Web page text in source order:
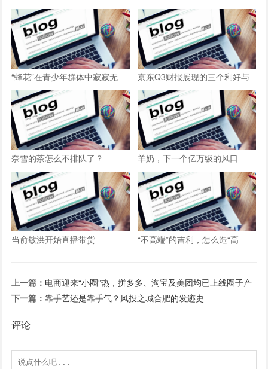
“蜂花”在青少年群体中寂寂无
名，品牌年轻化成最大拦路虎
京东Q3财报展现的三个利好与
三个隐忧
奈雪的茶怎么不排队了？ 羊奶，下一个亿万级的风口
当俞敏洪开始直播带货
“不高端”的吉利，怎么造“高
上一篇： 电商迎来“小圈”热，拼多多、淘宝及美团均已上线圈子产
品
下一篇：靠手艺还是靠手气？风投之城合肥的发迹史
评论